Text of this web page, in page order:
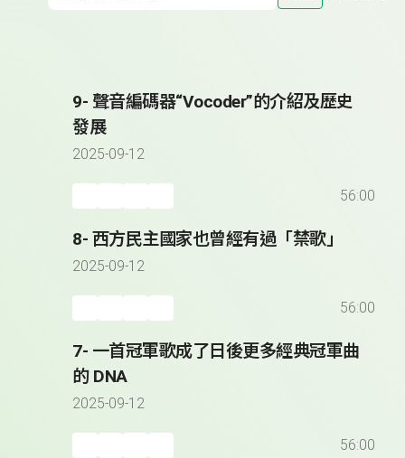
9- 聲音編碼器“Vocoder”的介紹及歷史
發展
2025-09-12
56:00
8- 西方民主國家也曾經有過「禁歌」
2025-09-12
56:00
7- 一首冠軍歌成了日後更多經典冠軍曲
的 DNA
2025-09-12
56:00